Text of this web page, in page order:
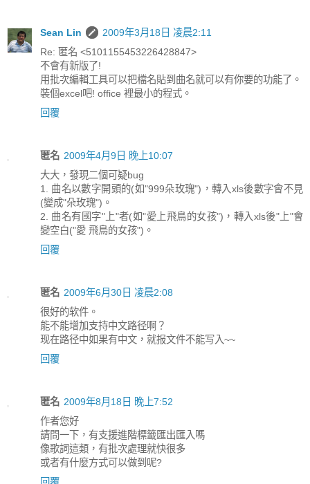
Sean Lin
2009年3月18日 凌晨2:11
Re: 匿名 <5101155453226428847>
不會有新版了!
用批次編輯工具可以把檔名貼到曲名就可以有你要的功能了。
裝個excel吧! office 裡最小的程式。
回覆
匿名 2009年4月9日 晚上10:07
大大，發現二個可疑bug
1. 曲名以數字開頭的(如"999朵玫瑰")，轉入xls後數字會不見
(變成"朵玫瑰")。
2. 曲名有國字"上"者(如"愛上飛鳥的女孩")，轉入xls後"上"會
變空白("愛 飛鳥的女孩")。
回覆
匿名 2009年6月30日 凌晨2:08
很好的软件。
能不能增加支持中文路径啊？
现在路径中如果有中文，就报文件不能写入~~
回覆
匿名 2009年8月18日 晚上7:52
作者您好
請問一下，有支援進階標籤匯出匯入嗎
像歌詞這類，有批次處理就快很多
或者有什麼方式可以做到呢?
回覆